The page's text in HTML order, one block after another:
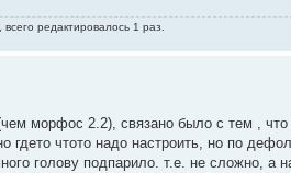
редактировалось 1 раз.
морфос 2.2), связано было с тем ,
гдето чтото надо настроить, но по
голову подпарило. т.е. не сложно, а